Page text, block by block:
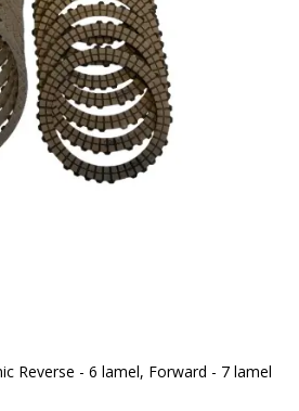
Reverse - 6 lamel, Forward - 7 lamel